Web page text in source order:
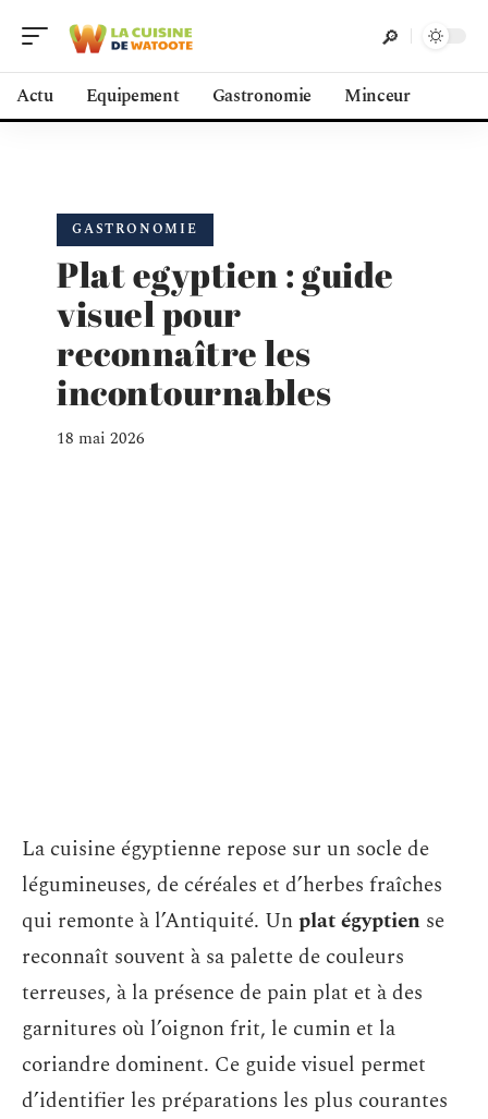
Actu Equipement Gastronomie Minceur
GASTRONOMIE
Plat egyptien : guide
visuel pour
reconnaître les
incontournables
18 mai 2026
La cuisine égyptienne repose sur un socle de
légumineuses, de céréales et d’herbes fraîches
qui remonte à l’Antiquité. Unplat égyptien se
reconnaît souvent à sa palette de couleurs
terreuses, à la présence de pain plat et à des
garnitures où l’oignon frit, le cumin et la
coriandre dominent. Ce guide visuel permet
d’identifier les préparations les plus courantes